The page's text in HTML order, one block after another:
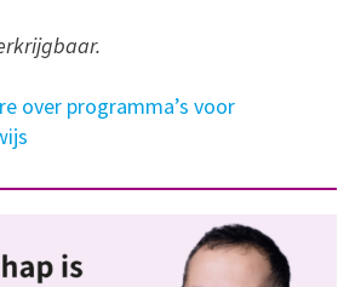
over programma’s voor